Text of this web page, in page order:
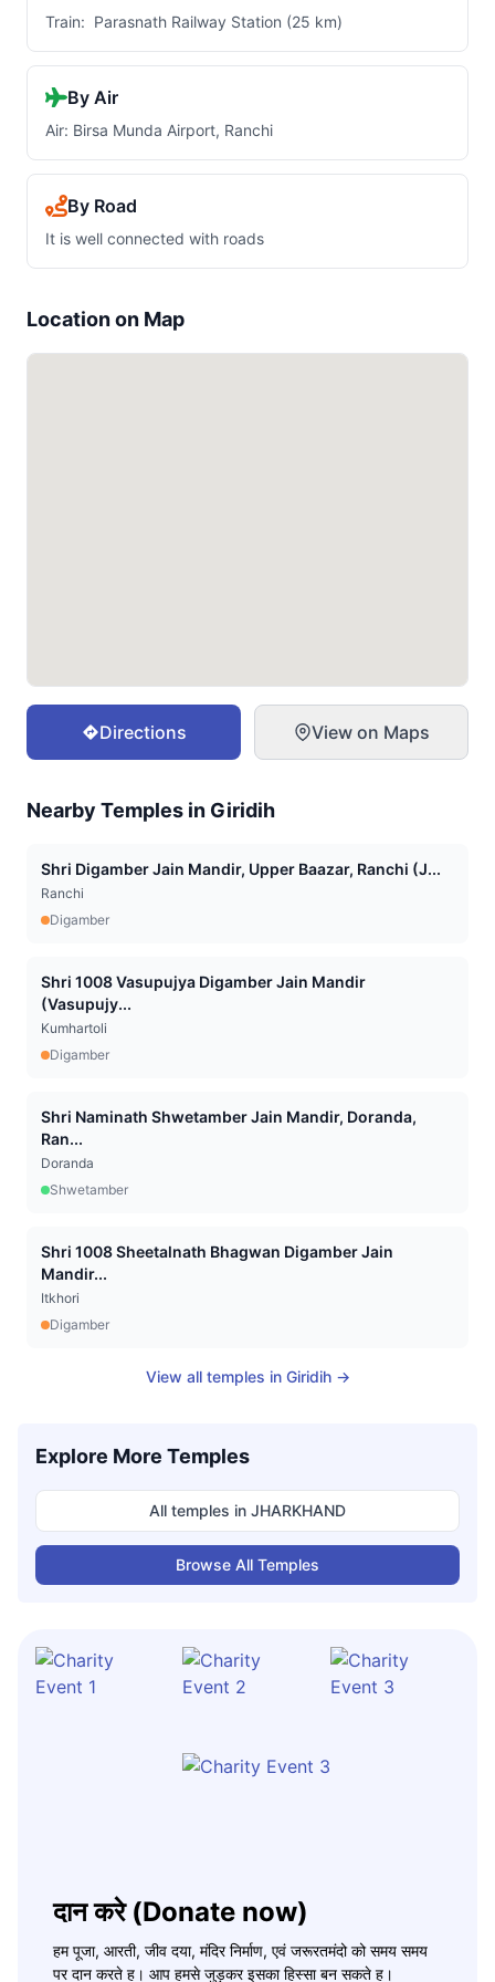
Train: Parasnath Railway Station (25 km)
By Air
Air: Birsa Munda Airport, Ranchi
By Road
It is well connected with roads
Location on Map
Directions View on Maps
Nearby Temples in Giridih
Shri Digamber Jain Mandir, Upper Baazar, Ranchi (J...
Ranchi
Digamber
Shri 1008 Vasupujya Digamber Jain Mandir
(Vasupujy...
Kumhartoli
Digamber
Shri Naminath Shwetamber Jain Mandir, Doranda,
Ran...
Doranda
Shwetamber
Shri 1008 Sheetalnath Bhagwan Digamber Jain
Mandir...
Itkhori
Digamber
View all temples in Giridih→
Explore More Temples
All temples in JHARKHAND
Browse All Temples
दान करे (Donate now)
हम पूजा, आरती, जीव दया, मंदिर निर्माण, एवं जरूरतमंदो को समय समय
पर दान करते ह। आप हमसे जुड़कर इसका हिस्सा बन सकते ह।